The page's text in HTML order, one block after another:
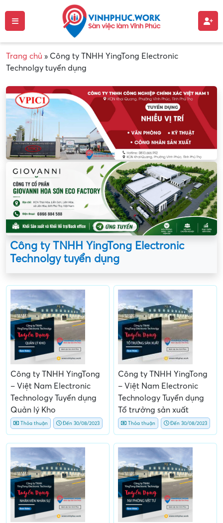
Trang chủ » Công ty TNHH YingTong Electronic
Technolgy tuyển dụng
Công ty TNHH YingTong Electronic
Technolgy tuyển dụng
Công ty TNHH YingTong
– Việt Nam Electronic
Technology Tuyển dụng
Quản lý Kho
Thỏa thuận Đến 30/08/2023
Công ty TNHH YingTong
– Việt Nam Electronic
Technology Tuyển dụng
Tổ trưởng sản xuất
Thỏa thuận Đến 30/08/2023